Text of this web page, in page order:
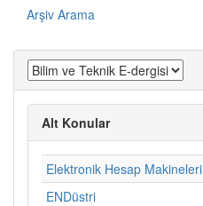
Arşiv Arama
Alt Konular
Elektronik Hesap Makineleri
ENDüstri